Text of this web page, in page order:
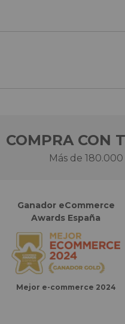
COMPRA CON
Más de
Ganador eCommerce
Awards España
Mejor e-commerce 2024